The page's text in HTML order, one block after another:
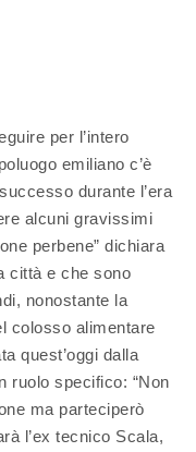
per l’intero
emiliano c’è
durante l’era
alcuni gravissimi
perbene” dichiara
città e che sono
nonostante la
colosso alimentare
quest’oggi dalla
ruolo specifico: “Non
ma parteciperò
l’ex tecnico Scala,